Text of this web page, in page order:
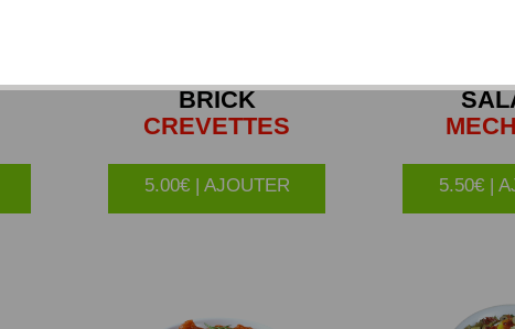
BRICK
CREVETTES
5.00€ | AJOUTER 5.50€ |